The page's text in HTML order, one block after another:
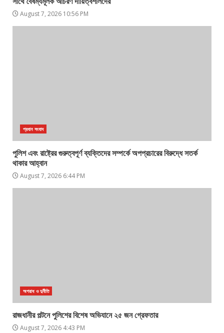
August 7, 2026 10:56 PM
প্রধান সংবাদ
পুলিশ এবং রাষ্ট্রের গুরুত্বপূর্ণ ব্যক্তিদের সম্পর্কে অপপ্রচারের বিরুদ্ধে সতর্ক
থাকার আহ্বান
August 7, 2026 6:44 PM
অপরাধ ও দুর্নীতি
রাজধানীর পল্টনে পুলিশের বিশেষ অভিযানে ২৫ জন গ্রেফতার
August 7, 2026 4:43 PM